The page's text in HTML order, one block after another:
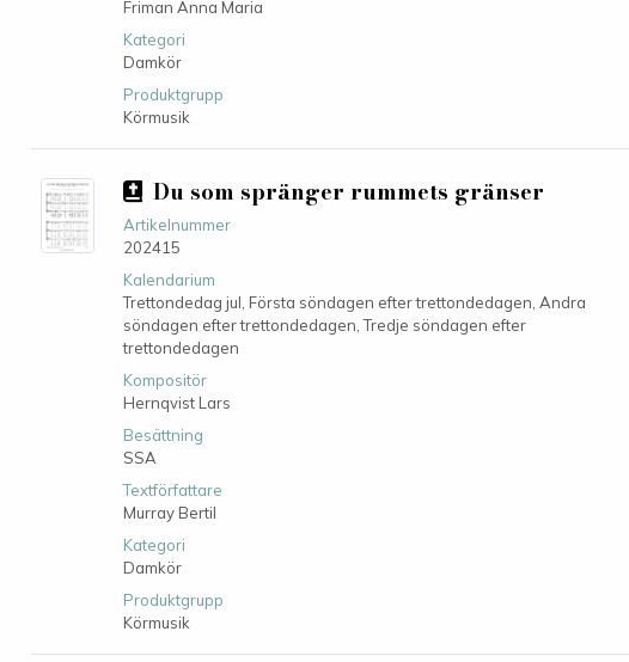
Friman Anna Maria
Kategori
Damkör
Produktgrupp
Körmusik
Du som spränger rummets gränser
Artikelnummer
202415
Kalendarium
Trettondedag jul, Första söndagen efter trettondedagen, Andra
söndagen efter trettondedagen, Tredje söndagen efter
trettondedagen
Kompositör
Hernqvist Lars
Besättning
SSA
Textförfattare
Murray Bertil
Kategori
Damkör
Produktgrupp
Körmusik